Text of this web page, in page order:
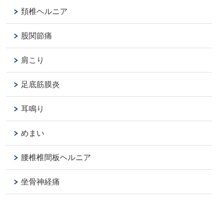
頚椎ヘルニア
股関節痛
肩こり
足底筋膜炎
耳鳴り
めまい
腰椎椎間板ヘルニア
坐骨神経痛